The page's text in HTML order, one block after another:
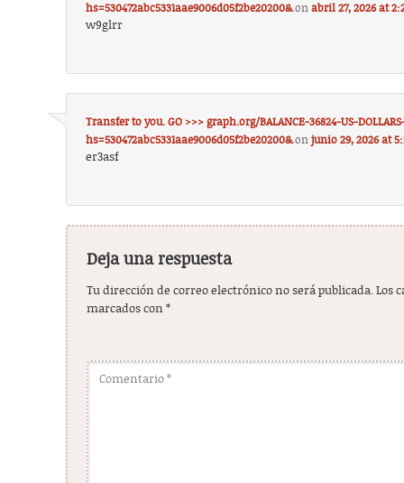
hs=530472abc5331aae9006d05f2be20200&onabril 27, 2026 at
w9glrr
Transfer to you. GO >>> graph.org/BALANCE-36824-US-
hs=530472abc5331aae9006d05f2be20200&onjunio 29, 2026 at
er3asf
Deja una respuesta
Tu dirección de correo electrónico no será publicada. Los
marcados con*
Comentario*